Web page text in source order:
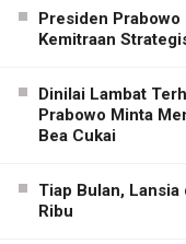
Presiden
Kemitraan
Dinilai Lambat
Prabowo Minta
Bea Cukai
Tiap Bulan, Lansia
Ribu